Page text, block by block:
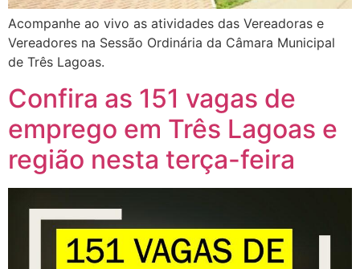
Acompanhe ao vivo as atividades das Vereadoras e
Vereadores na Sessão Ordinária da Câmara Municipal
de Três Lagoas.
Confira as 151 vagas de
emprego em Três Lagoas e
região nesta terça-feira